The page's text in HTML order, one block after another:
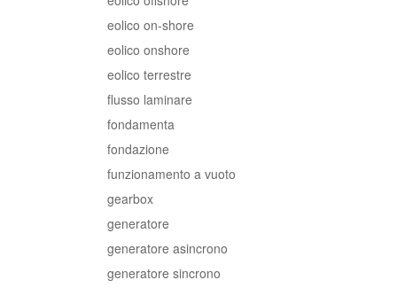
eolico on-shore
eolico onshore
eolico terrestre
flusso laminare
fondamenta
fondazione
funzionamento a vuoto
gearbox
generatore
generatore asincrono
generatore sincrono